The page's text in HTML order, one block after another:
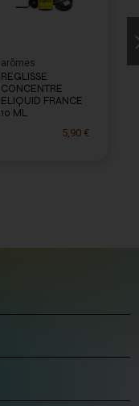
arômes
REGLISSE
CONCENTRE
ELIQUID FRANCE
10 ML
5,90 €